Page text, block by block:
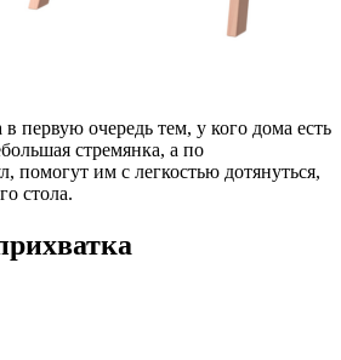
первую очередь тем, у кого дома есть
стремянка, а по
помогут им с легкостью дотянуться,
стола.